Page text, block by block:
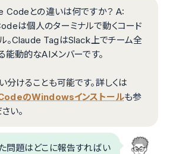
Codeとの違いは何ですか？ A:
は個人のターミナルで動くコード
。Claude TagはSlack上でチーム全
能動的なAIメンバーです。
分けることも可能です。詳しくは
のWindowsインストールも参
い。
問題はどこに報告すればい